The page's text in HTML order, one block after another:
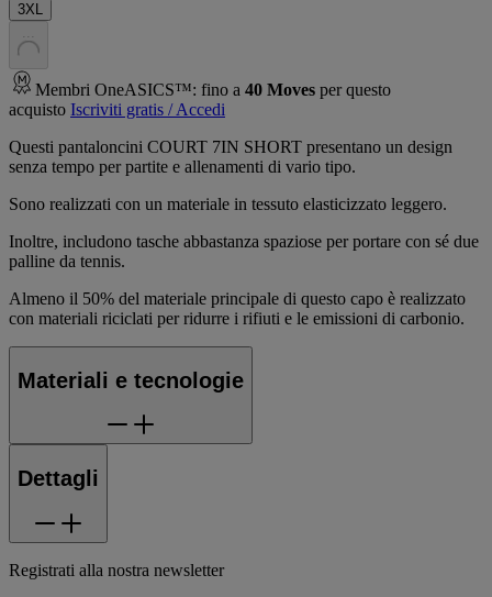
3XL
. . .
Membri OneASICS™: fino a 40 Moves per questo
acquisto Iscriviti gratis / Accedi
Questi pantaloncini COURT 7IN SHORT presentano un design
senza tempo per partite e allenamenti di vario tipo.
Sono realizzati con un materiale in tessuto elasticizzato leggero.
Inoltre, includono tasche abbastanza spaziose per portare con sé due
palline da tennis.
Almeno il 50% del materiale principale di questo capo è realizzato
con materiali riciclati per ridurre i rifiuti e le emissioni di carbonio.
Materiali e tecnologie
Dettagli
Registrati alla nostra newsletter